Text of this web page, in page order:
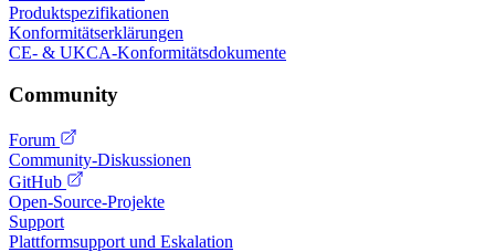
Produktspezifikationen
Konformitätserklärungen
CE- & UKCA-Konformitätsdokumente
Community
Forum
Community-Diskussionen
GitHub
Open-Source-Projekte
Support
Plattformsupport und Eskalation